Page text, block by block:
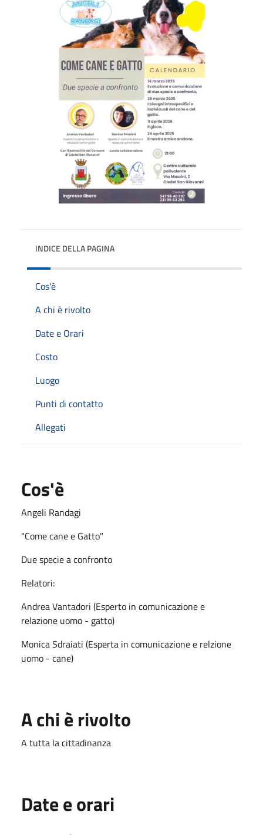
INDICE DELLA PAGINA
Cos'è
A chi è rivolto
Date e Orari
Costo
Luogo
Punti di contatto
Allegati
Cos'è
Angeli Randagi
"Come cane e Gatto"
Due specie a confronto
Relatori:
Andrea Vantadori (Esperto in comunicazione e
relazione uomo - gatto)
Monica Sdraiati (Esperta in comunicazione e relzione
uomo - cane)
A chi è rivolto
A tutta la cittadinanza
Date e orari